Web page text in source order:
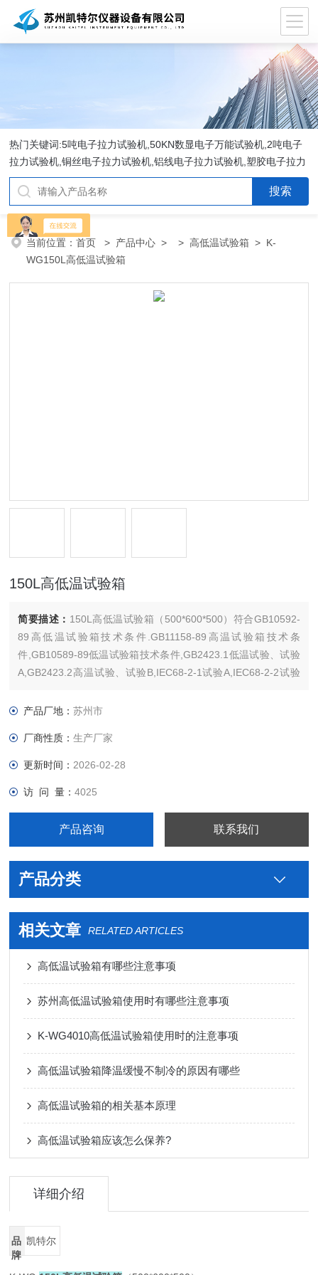
热门关键词:5吨电子拉力试验机,50KN数显电子万能试验机,2吨电子
拉力试验机,铜丝电子拉力试验机,铝线电子拉力试验机,塑胶电子拉力
试验机.
当前位置：首页 > 产品中心 > >高低温试验箱 > K-
WG150L高低温试验箱
150L高低温试验箱
简要描述： 150L高低温试验箱（500*600*500）符合GB10592-
89高低温试验箱技术条件.GB11158-89高温试验箱技术条
件,GB10589-89低温试验箱技术条件,GB2423.1低温试验、试验
A,GB2423.2高温试验、试验B,IEC68-2-1试验A,IEC68-2-2试验
产品厂地：苏州市
厂商性质：生产厂家
更新时间： 2026-02-28
访 问 量：4025
产品咨询 联系我们
产品分类
相关文章 RELATED ARTICLES
高低温试验箱有哪些注意事项
苏州高低温试验箱使用时有哪些注意事项
K-WG4010高低温试验箱使用时的注意事项
高低温试验箱降温缓慢不制冷的原因有哪些
高低温试验箱的相关基本原理
高低温试验箱应该怎么保养?
详细介绍
品
牌
凯特尔